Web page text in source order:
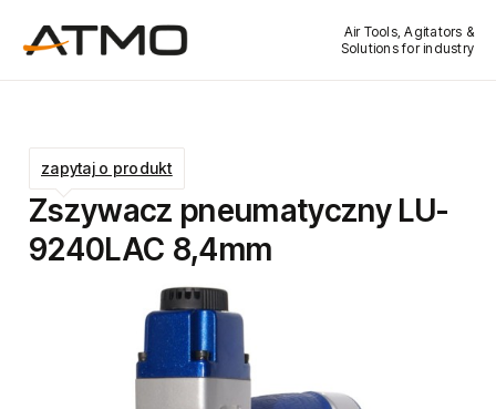
Air Tools, Agitators &
Solutions for industry
Zszywacz pneumatyczny LU-
9240LAC 8,4mm
zapytaj o produkt